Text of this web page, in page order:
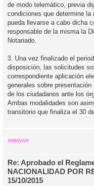
de modo telemático, previa
condiciones que determine la
pueda llevarse a cabo dicha
responsable de la misma la
Notariado.
3. Una vez finalizado el
disposición, las solicitudes
correspondiente aplicación
generales sobre
de los ciudadanos ante los
Ambas modalidades son
transitorio que finaliza el 30
AMMVAR
Re: Aprobado el
NACIONALIDAD POR
15/10/2015